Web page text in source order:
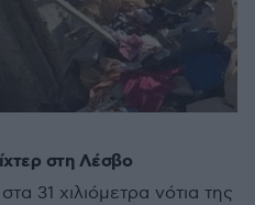
στη Λέσβο
31 χιλιόμετρα νότια της